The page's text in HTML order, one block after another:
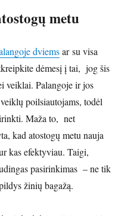
metu
dviemsar su visa
dėmesį į tai, jog šis
veiklai. Palangoje ir jos
poilsiautojams, todėl
Maža to, net
kad atostogų metu nauja
kas efektyviau. Taigi,
pasirinkimas – ne tik
žinių bagažą.